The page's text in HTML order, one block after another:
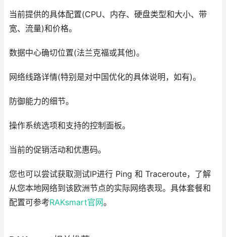
当前提供的具体配置(CPU、内存、硬盘类型和大小、带
宽、流量)和价格。
数据中心确切位置(法兰克福或其他)。
网络线路详情(特别是对中国优化的具体说明，如有)。
防御能力的细节。
操作系统选项和支持的控制面板。
当前的促销活动和优惠码。
您也可以尝试获取测试IP进行 Ping 和 Traceroute，了解
从您本地网络到该欧洲节点的实际网络表现。具体套餐和
配置可参考RAKsmart官网。